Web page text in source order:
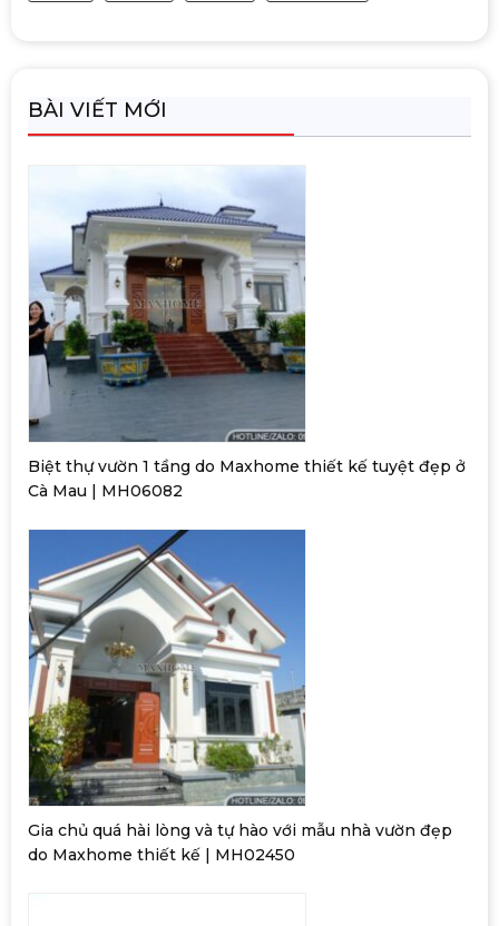
BÀI VIẾT MỚI
Biệt thự vườn 1 tầng do Maxhome thiết kế tuyệt đẹp ở
Cà Mau | MH06082
Gia chủ quá hài lòng và tự hào với mẫu nhà vườn đẹp
do Maxhome thiết kế | MH02450